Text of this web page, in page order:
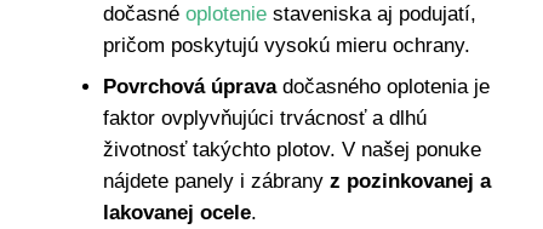
dočasné oplotenie staveniska aj podujatí,
pričom poskytujú vysokú mieru ochrany.
Povrchová úpravadočasného oplotenia je
faktor ovplyvňujúci trvácnosť a dlhú
životnosť takýchto plotov. V našej ponuke
nájdete panely i zábrany z pozinkovanej a
lakovanej ocele.